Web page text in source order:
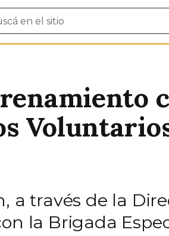
a través de la
la Brigada